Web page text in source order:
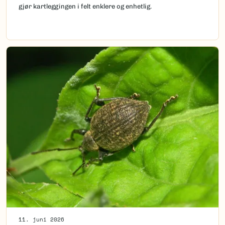
gjør kartleggingen i felt enklere og enhetlig.
11. juni 2026